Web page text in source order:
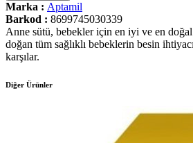
Marka : Aptamil
Barkod : 8699745030339
Anne sütü, bebekler için en iyi ve en doğal
doğan tüm sağlıklı bebeklerin besin
karşılar.
Diğer Ürünler